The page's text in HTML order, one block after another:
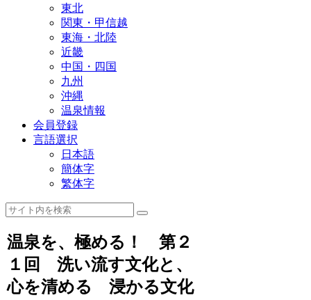
東北
関東・甲信越
東海・北陸
近畿
中国・四国
九州
沖縄
温泉情報
会員登録
言語選択
日本語
簡体字
繁体字
温泉を、極める！ 第２
１回 洗い流す文化と、
心を清める 浸かる文化